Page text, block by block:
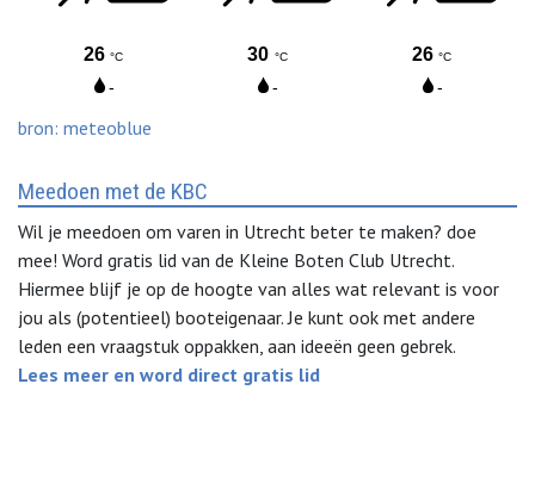
bron: meteoblue
Meedoen met de KBC
Wil je meedoen om varen in Utrecht beter te maken? doe
mee! Word gratis lid van de Kleine Boten Club Utrecht.
Hiermee blijf je op de hoogte van alles wat relevant is voor
jou als (potentieel) booteigenaar. Je kunt ook met andere
leden een vraagstuk oppakken, aan ideeën geen gebrek.
Lees meer en word direct gratis lid